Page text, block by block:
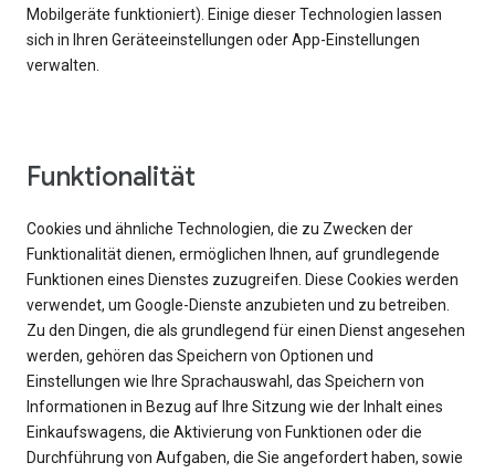
Mobilgeräte funktioniert). Einige dieser Technologien lassen
sich in Ihren Geräteeinstellungen oder App-Einstellungen
verwalten.
Funktionalität
Cookies und ähnliche Technologien, die zu Zwecken der
Funktionalität dienen, ermöglichen Ihnen, auf grundlegende
Funktionen eines Dienstes zuzugreifen. Diese Cookies werden
verwendet, um Google-Dienste anzubieten und zu betreiben.
Zu den Dingen, die als grundlegend für einen Dienst angesehen
werden, gehören das Speichern von Optionen und
Einstellungen wie Ihre Sprachauswahl, das Speichern von
Informationen in Bezug auf Ihre Sitzung wie der Inhalt eines
Einkaufswagens, die Aktivierung von Funktionen oder die
Durchführung von Aufgaben, die Sie angefordert haben, sowie